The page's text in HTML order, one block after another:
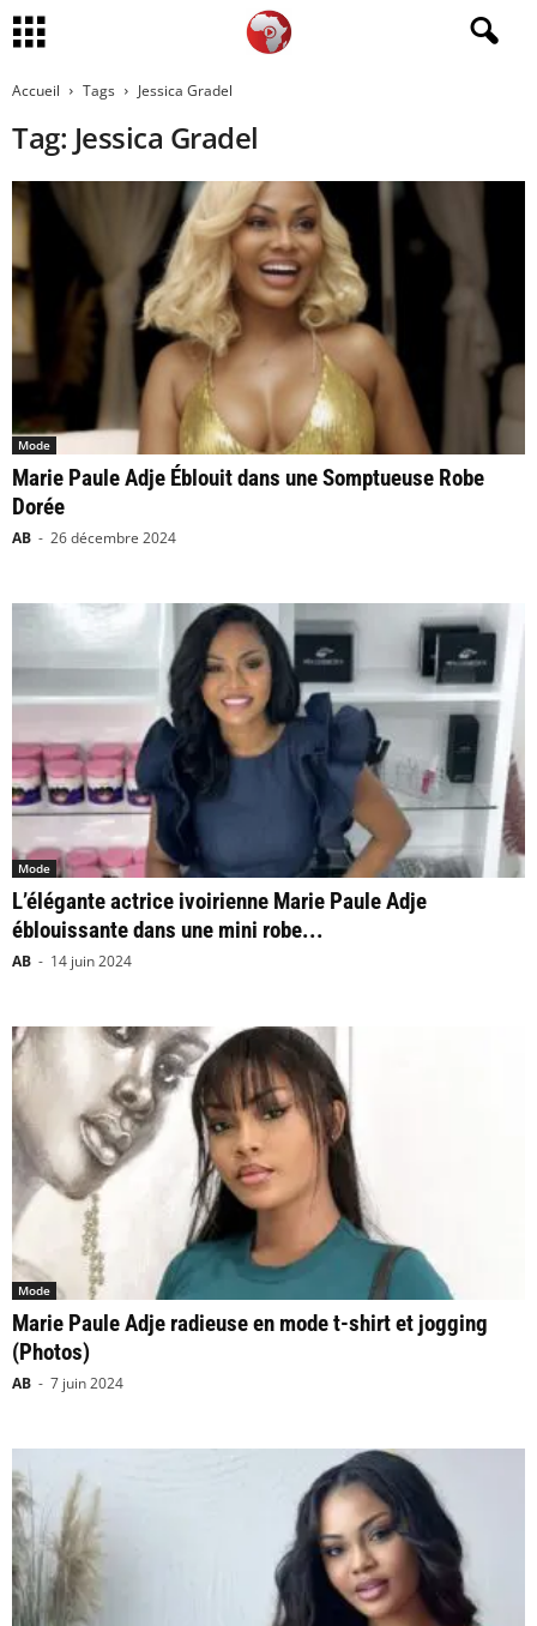
Accueil Tags Jessica Gradel
Tag: Jessica Gradel
Mode
Marie Paule Adje Éblouit dans une Somptueuse Robe
Dorée
AB - 26 décembre 2024
Mode
L’élégante actrice ivoirienne Marie Paule Adje
éblouissante dans une mini robe...
AB - 14 juin 2024
Mode
Marie Paule Adje radieuse en mode t-shirt et jogging
(Photos)
AB - 7 juin 2024